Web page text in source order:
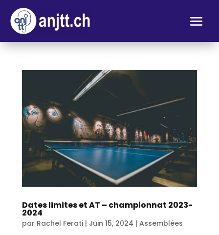
Dates limites et AT – championnat 2023-
2024
par Rachel Ferati| Juin 15, 2024 | Assemblées